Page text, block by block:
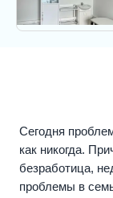
Сегодня
как никогда.
безработица,
проблемы в